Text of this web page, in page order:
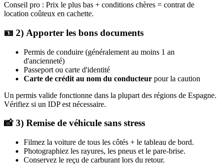
Conseil pro : Prix le plus bas + conditions chères = contrat de
location coûteux en cachette.
🪪 2) Apporter les bons documents
Permis de conduire (généralement au moins 1 an
d'ancienneté)
Passeport ou carte d'identité
Carte de crédit au nom du conducteur pour la caution
Un permis valide fonctionne dans la plupart des régions de Espagne.
Vérifiez si un IDP est nécessaire.
📸 3) Remise de véhicule sans stress
Filmez la voiture de tous les côtés + le tableau de bord.
Photographiez les rayures, les pneus et le pare-brise.
Conservez le reçu de carburant lors du retour.